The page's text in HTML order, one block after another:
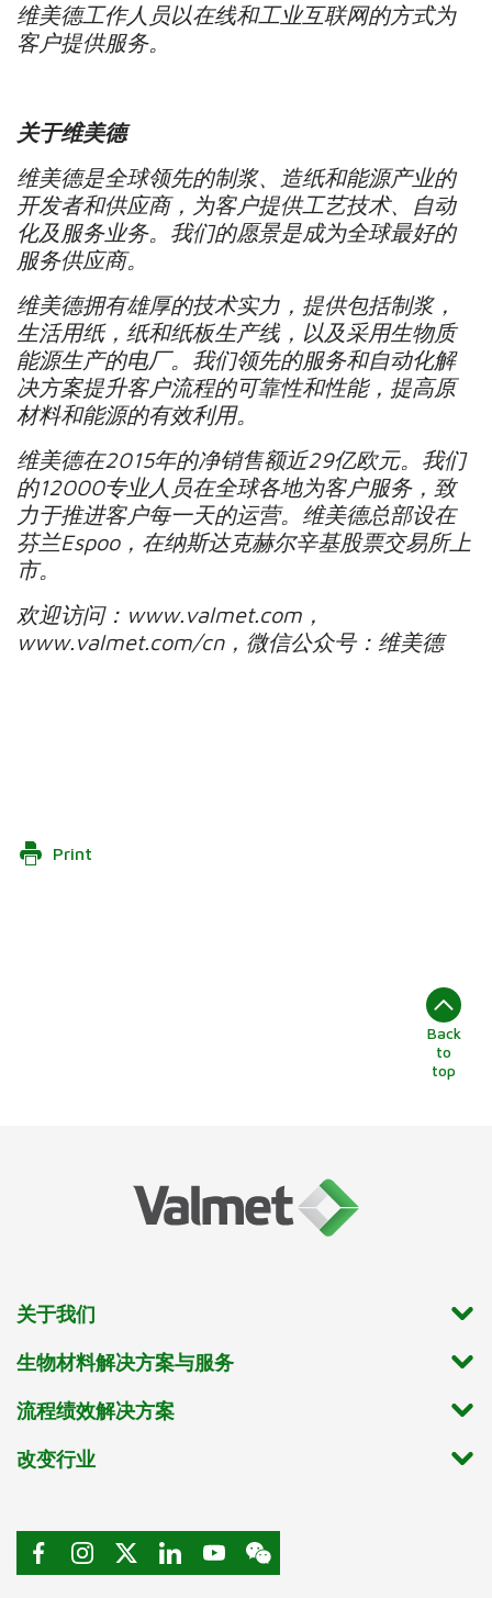
维美德工作人员以在线和工业互联网的方式为
客户提供服务。
关于维美德
维美德是全球领先的制浆、造纸和能源产业的
开发者和供应商，为客户提供工艺技术、自动
化及服务业务。我们的愿景是成为全球最好的
服务供应商。
维美德拥有雄厚的技术实力，提供包括制浆，
生活用纸，纸和纸板生产线，以及采用生物质
能源生产的电厂。我们领先的服务和自动化解
决方案提升客户流程的可靠性和性能，提高原
材料和能源的有效利用。
维美德在2015年的净销售额近29亿欧元。我们
的12000专业人员在全球各地为客户服务，致
力于推进客户每一天的运营。维美德总部设在
芬兰Espoo，在纳斯达克赫尔辛基股票交易所上
市。
欢迎访问： www.valmet.com ，
www.valmet.com/cn，微信公众号：维美德
Print
Back
to
top
关于我们
生物材料解决方案与服务
流程绩效解决方案
改变行业